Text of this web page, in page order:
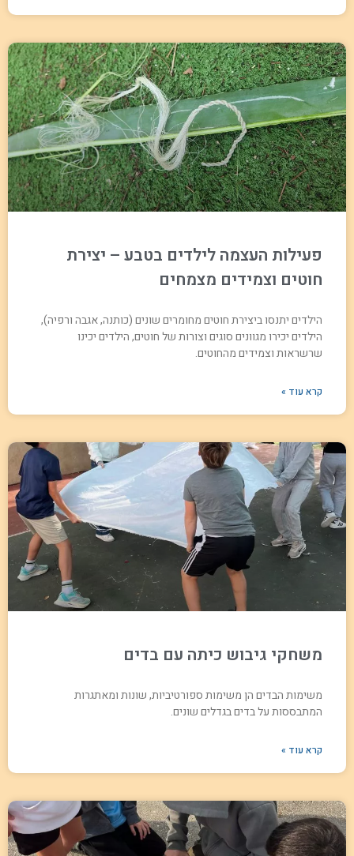
פעילות העצמה לילדים בטבע – יצירת
חוטים וצמידים מצמחים
הילדים יתנסו ביצירת חוטים מחומרים שונים (כותנה, אגבה ורפיה),
הילדים יכירו מגוונים סוגים וצורות של חוטים, הילדים יכינו
שרשראות וצמידים מהחוטים.
קרא עוד »
משחקי גיבוש כיתה עם בדים
משימות הבדים הן משימות ספורטיביות, שונות ומאתגרות
המתבססות על בדים בגדלים שונים.
קרא עוד »